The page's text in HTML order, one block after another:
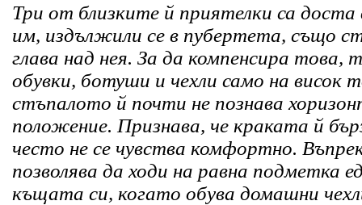
Три от близките й приятелки са
им, издължили се в пубертета, също
глава над нея. За да компенсира това,
обувки, ботуши и чехли само на висок
стъпалото й почти не познава
положение. Признава, че краката й
често не се чувства комфортно.
позволява да ходи на равна подметка
къщата си, когато обува домашни